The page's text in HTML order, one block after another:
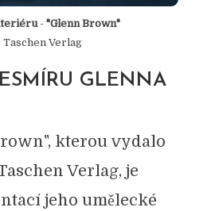
- "Glenn Brown"
Taschen Verlag
GLENNA
kterou vydalo
Verlag, je
jeho umělecké